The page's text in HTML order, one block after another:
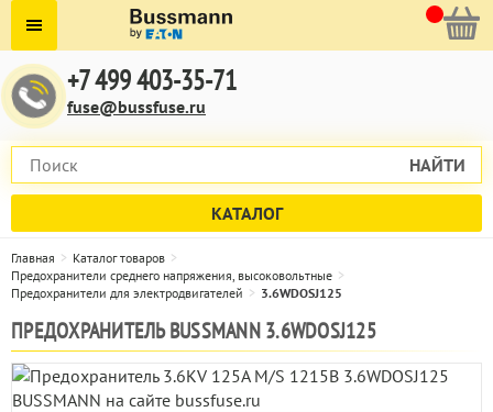
+7 499 403-35-71
fuse@bussfuse.ru
НАЙТИ
КАТАЛОГ
Главная
Каталог товаров
Предохранители среднего напряжения, высоковольтные
Предохранители для электродвигателей
3.6WDOSJ125
ПРЕДОХРАНИТЕЛЬ BUSSMANN 3.6WDOSJ125